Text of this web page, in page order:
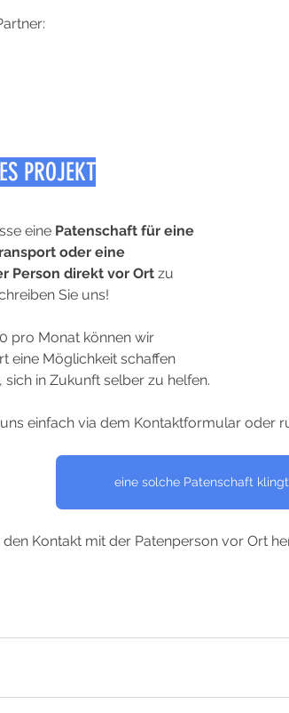
PROJEKT
eine Patenschaft für eine
oder eine
Person direkt vor Ort zu
Sie uns!
pro Monat können wir
eine Möglichkeit schaffen
sich in Zukunft selber zu helfen.
einfach via dem Kontaktformular oder
eine solche Patenschaft
Kontakt mit der Patenperson vor Ort